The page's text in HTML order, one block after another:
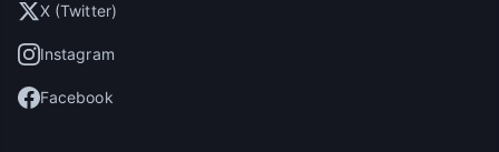
X (Twitter)
Instagram
Facebook